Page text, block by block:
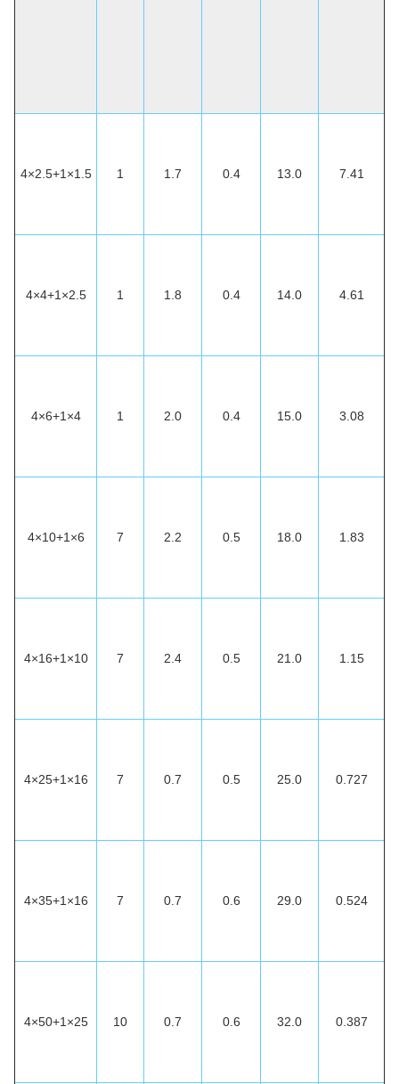
4×2.5+1×1.5 1 1.7 0.4 13.0 7.41
4×4+1×2.5 1 1.8 0.4 14.0 4.61
4×6+1×4 1 2.0 0.4 15.0 3.08
4×10+1×6 7 2.2 0.5 18.0 1.83
4×16+1×10 7 2.4 0.5 21.0 1.15
4×25+1×16 7 0.7 0.5 25.0 0.727
4×35+1×16 7 0.7 0.6 29.0 0.524
4×50+1×25 10 0.7 0.6 32.0 0.387